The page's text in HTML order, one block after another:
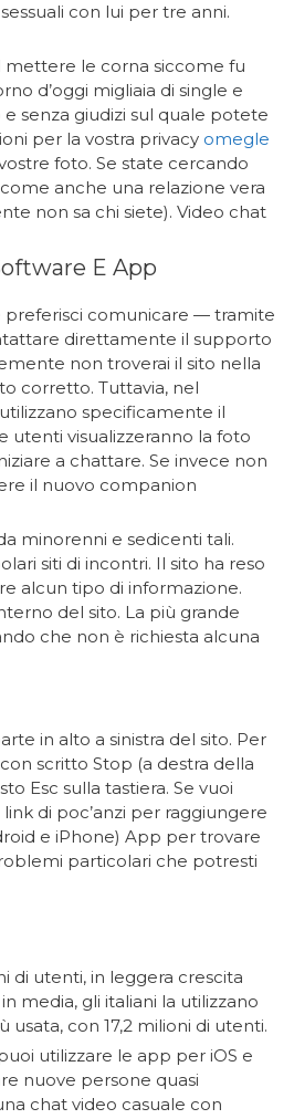
con lui per tre anni.
le corna siccome fu
d’oggi migliaia di single e
senza giudizi sul quale potete
per la vostra privacy omegle
foto. Se state cercando
anche una relazione vera
non sa chi siete). Video chat
E App
preferisci comunicare — tramite
direttamente il supporto
non troverai il sito nella
corretto. Tuttavia, nel
specificamente il
utenti visualizzeranno la foto
a chattare. Se invece non
il nuovo companion
minorenni e sedicenti tali.
siti di incontri. Il sito ha reso
alcun tipo di informazione.
del sito. La più grande
che non è richiesta alcuna
in alto a sinistra del sito. Per
scritto Stop (a destra della
Esc sulla tastiera. Se vuoi
di poc’anzi per raggiungere
e iPhone) App per trovare
particolari che potresti
di utenti, in leggera crescita
media, gli italiani la utilizzano
con 17,2 milioni di utenti.
utilizzare le app per iOS e
nuove persone quasi
chat video casuale con